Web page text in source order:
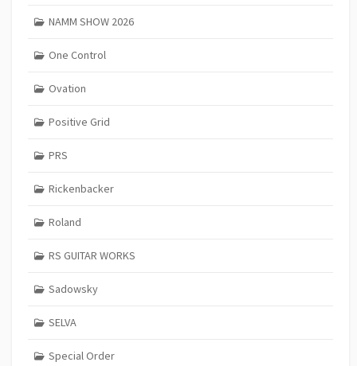
NAMM SHOW 2026
One Control
Ovation
Positive Grid
PRS
Rickenbacker
Roland
RS GUITAR WORKS
Sadowsky
SELVA
Special Order